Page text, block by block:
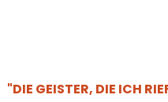
"DIE GEISTER, DIE ICH